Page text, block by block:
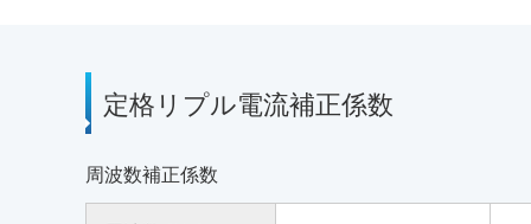
定格リプル電流補正係数
周波数補正係数